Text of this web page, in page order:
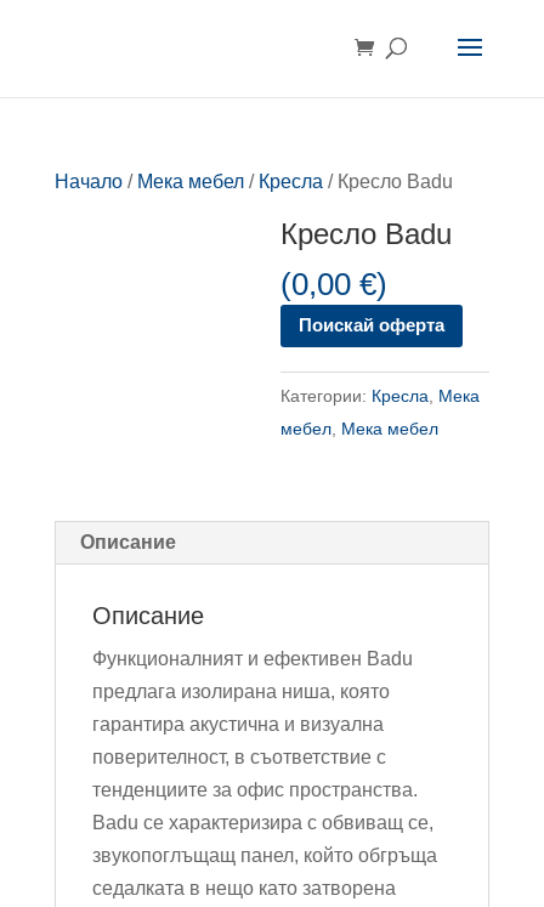
Начало/ Мека мебел/ Кресла / Кресло Badu
Кресло Badu
(0,00€)
Поискай оферта
Категории: Кресла
Мека
мебел Мека мебел
Описание
Описание
Функционалният и ефективен Badu
предлага изолирана ниша, която
гарантира акустична и визуална
поверителност, в съответствие с
тенденциите за офис пространства.
Badu се характеризира с обвиващ се,
звукопоглъщащ панел, който обгръща
седалката в нещо като затворена